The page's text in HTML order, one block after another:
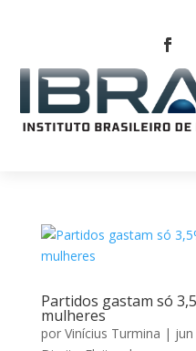
Partidos gastam só
mulheres
por Vinícius Turmina |